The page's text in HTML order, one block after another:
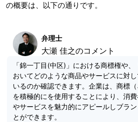
の概要は、以下の通りです。
弁理士
大瀬 佳之のコメント
「錦一丁目(中区)」における商標権や
おいてどのような商品やサービスに対
いるのか確認できます。企業は、商標（
を積極的にを使用することにより、消
やサービスを魅力的にアピールしブラ
とができます。